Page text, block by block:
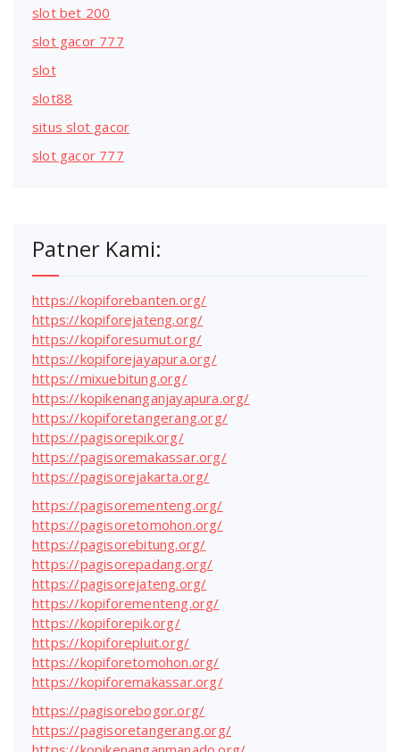
slot bet 200
slot gacor 777
slot
slot88
situs slot gacor
slot gacor 777
Patner Kami:
https://kopiforebanten.org/
https://kopiforejateng.org/
https://kopiforesumut.org/
https://kopiforejayapura.org/
https://mixuebitung.org/
https://kopikenanganjayapura.org/
https://kopiforetangerang.org/
https://pagisorepik.org/
https://pagisoremakassar.org/
https://pagisorejakarta.org/
https://pagisorementeng.org/
https://pagisoretomohon.org/
https://pagisorebitung.org/
https://pagisorepadang.org/
https://pagisorejateng.org/
https://kopiforementeng.org/
https://kopiforepik.org/
https://kopiforepluit.org/
https://kopiforetomohon.org/
https://kopiforemakassar.org/
https://pagisorebogor.org/
https://pagisoretangerang.org/